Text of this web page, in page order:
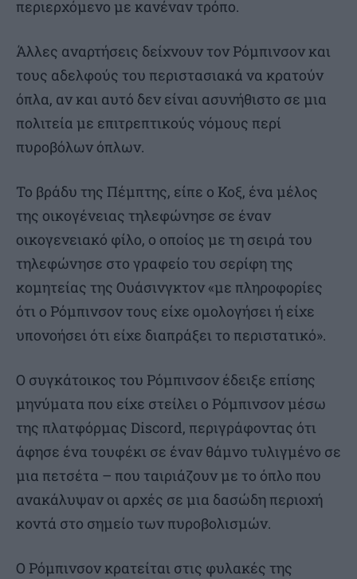
περιερχόμενο με κανέναν τρόπο.
Άλλες αναρτήσεις δείχνουν τον Ρόμπινσον και
τους αδελφούς του περιστασιακά να κρατούν
όπλα, αν και αυτό δεν είναι ασυνήθιστο σε μια
πολιτεία με επιτρεπτικούς νόμους περί
πυροβόλων όπλων.
Το βράδυ της Πέμπτης, είπε ο Κοξ, ένα μέλος
της οικογένειας τηλεφώνησε σε έναν
οικογενειακό φίλο, ο οποίος με τη σειρά του
τηλεφώνησε στο γραφείο του σερίφη της
κομητείας της Ουάσινγκτον «με πληροφορίες
ότι ο Ρόμπινσον τους είχε ομολογήσει ή είχε
υπονοήσει ότι είχε διαπράξει το περιστατικό».
Ο συγκάτοικος του Ρόμπινσον έδειξε επίσης
μηνύματα που είχε στείλει ο Ρόμπινσον μέσω
της πλατφόρμας Discord, περιγράφοντας ότι
άφησε ένα τουφέκι σε έναν θάμνο τυλιγμένο σε
μια πετσέτα – που ταιριάζουν με το όπλο που
ανακάλυψαν οι αρχές σε μια δασώδη περιοχή
κοντά στο σημείο των πυροβολισμών.
Ο Ρόμπινσον κρατείται στις φυλακές της